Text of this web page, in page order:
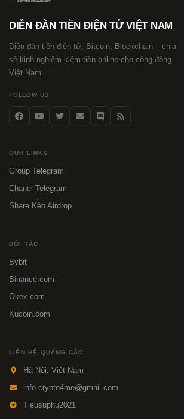
DIỄN ĐÀN TIỀN ĐIỆN TỬ VIỆT NAM
Diễn đàn tiền điện tử, Bitcoin, Blockchain – chia
sẻ kinh nghiệm kiếm tiền online cho cộng đồng
Việt Nam.
FOLLOW US
OUR LINKS
Group Telegram
Chanel Telegram
Share Kèo Airdrop
ĐỐI TÁC
Bybit
Binance.com
Okex.com
Kucoin.com
LIÊN HỆ QUẢNG CÁO
Hà Nội, Việt Nam
info.crypto4me@gmail.com
Tieusuphu2021